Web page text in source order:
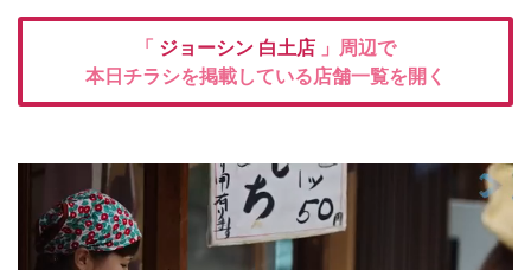
「 ジョーシン 白土店 」周辺で
本日チラシを掲載している店舗一覧を開く